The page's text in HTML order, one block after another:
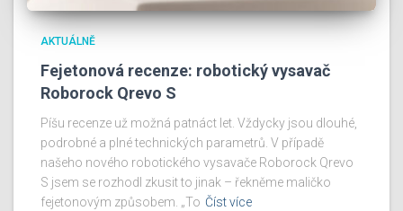
AKTUÁLNĚ
Fejetonová recenze: robotický vysavač
Roborock Qrevo S
Píšu recenze už možná patnáct let. Vždycky jsou dlouhé,
podrobné a plné technických parametrů. V případě
našeho nového robotického vysavače Roborock Qrevo
S jsem se rozhodl zkusit to jinak – řekněme maličko
fejetonovým způsobem. „To Číst více